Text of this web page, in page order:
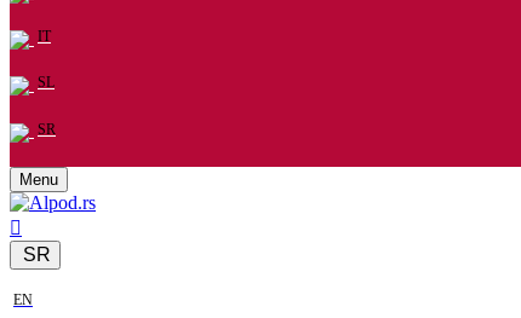
IT
SL
SR
Menu
SR
EN